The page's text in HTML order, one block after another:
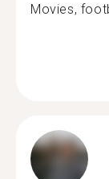
Movies,